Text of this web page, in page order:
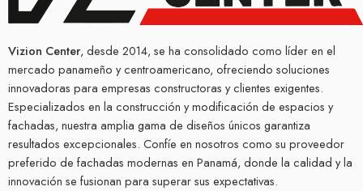
Vizion Center, desde 2014, se ha consolidado como líder en el
mercado panameño y centroamericano, ofreciendo soluciones
innovadoras para empresas constructoras y clientes exigentes.
Especializados en la construcción y modificación de espacios y
fachadas, nuestra amplia gama de diseños únicos garantiza
resultados excepcionales. Confíe en nosotros como su proveedor
preferido de fachadas modernas en Panamá, donde la calidad y la
innovación se fusionan para superar sus expectativas.